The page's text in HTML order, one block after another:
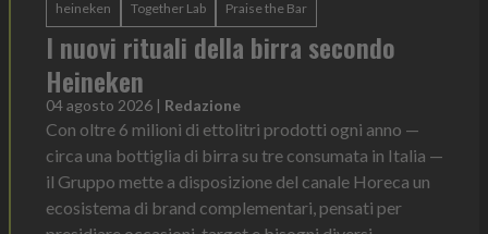
heineken Together Lab Praise the Bar
I nuovi rituali della birra secondo
Heineken
04 agosto 2026 | Redazione
Con oltre 6 milioni di ettolitri prodotti ogni anno —
circa una bottiglia di birra su tre consumata in Italia —
il Gruppo mette a disposizione del canale Horeca un
ecosistema di brand complementari, pensati per